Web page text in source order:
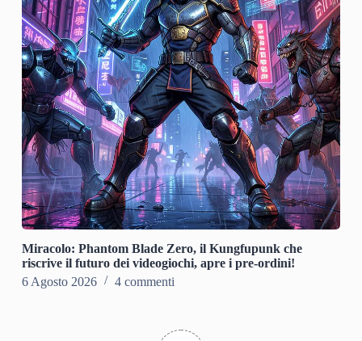
Miracolo: Phantom Blade Zero, il Kungfupunk che
riscrive il futuro dei videogiochi, apre i pre-ordini!
6 Agosto 2026
4 commenti